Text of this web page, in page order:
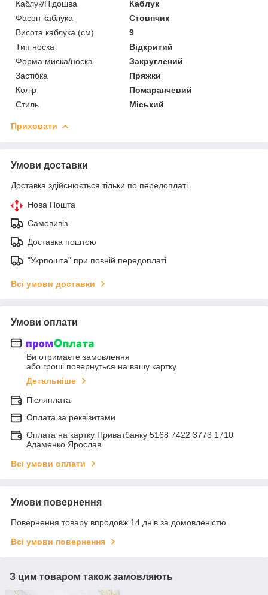
Каблук/Підошва
Каблук
Фасон каблука
Стовпчик
Висота каблука (см)
9
Тип носка
Відкритий
Форма миска/носка
Закруглений
Застібка
Пряжки
Колір
Помаранчевий
Стиль
Міський
Приховати
Умови доставки
Доставка здійснюється тільки по передоплаті.
Нова Пошта
Самовивіз
Доставка поштою
"Укрпошта" при повній передоплаті
Всі умови доставки
Умови оплати
Ви отримаєте замовлення
або гроші повернуться на вашу картку
Детальніше
Післяплата
Оплата за реквізитами
Оплата на картку Приватбанку 5168 7422 3773 1710
Адаменко Ярослав
Всі умови оплати
Умови повернення
Повернення товару впродовж 14 днів за домовленістю
Всі умови повернення
З цим товаром також замовляють